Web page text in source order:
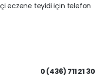
eczene teyidi için telefon
0 (436) 711 21 30